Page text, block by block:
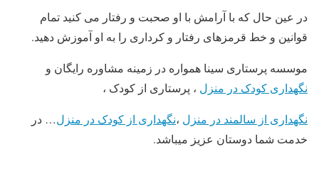
در عین حال که با آرامش با او صحبت و رفتار می کنید تمام
قوانین و خط قرمزهای رفتار و کرداری را به او آموزش دهید.
موسسه پرستاری سینا همواره در زمینه مشاوره رایگان و
نگهداری کودک در منزل ، پرستاری از کودک ،
نگهداری از سالمند در منزل ،نگهداری از کودک در منزل… در
خدمت شما دوستان عزیز میباشد.